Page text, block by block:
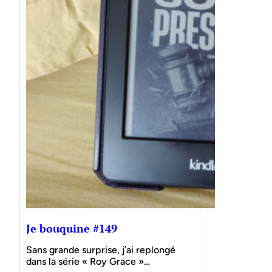
Je bouquine #149
Sans grande surprise, j’ai replongé
dans la série « Roy Grace »…